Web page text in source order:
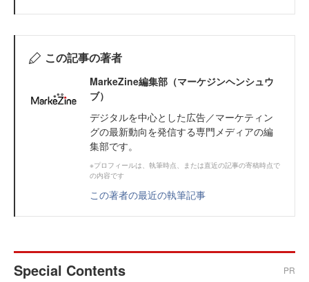
この記事の著者
MarkeZine編集部（マーケジンヘンシュウ
ブ）
デジタルを中心とした広告／マーケティン
グの最新動向を発信する専門メディアの編
集部です。
※プロフィールは、執筆時点、または直近の記事の寄稿時点で
の内容です
この著者の最近の執筆記事
Special Contents PR